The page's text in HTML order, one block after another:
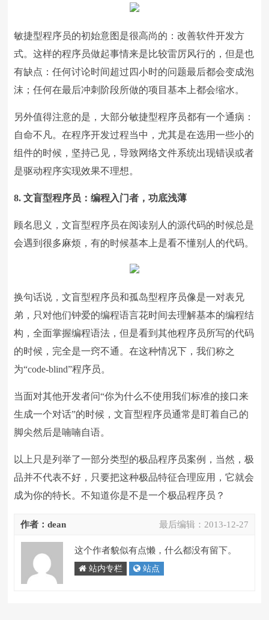
敏捷型程序员的初始意图是很高尚的：改善软件开发方
式。这样的程序员做起事情来是比较雷厉风行的，但是也
有缺点：任何讨论时间超过四小时的问题最后都会变成泡
沫；任何在最后冲刺阶段所做的项目基本上都会缩水。
另外值得注意的是，大部分敏捷型程序员都有一个通病：
自命不凡。在程序开发过程当中，尤其是在选用一些小的
组件的时候，坚持己见，导致网络文件系统出现错误或者
是驱动程序实现效果不理想。
8. 文盲型程序员：编程入门者，功底浅薄
顾名思义，文盲型程序员在阅读别人的源代码的时候总是
会遇到很多麻烦，有的时候基本上是看不懂别人的代码。
换句话说，文盲型程序员和孤岛型程序员像是一对表兄
弟，只对他们钟爱的编程语言花时间去理解基本的编程结
构，全面掌握编程语法，但是看到其他程序员所写的代码
的时候，完全是一窍不通。在这种情况下，我们称之
为“code-blind”程序员。
当面对其他开发者问“你为什么不使用我们标准的接口来
生成一个对话”的时候，文盲型程序员通常是盯着自己的
脚尖然后是喃喃自语。
以上只是列举了一部分类型的极品程序员案例，当然，极
品并不代表不好，只要把这种极品特征合理应用，它就会
成为你的特长。不知道你是不是一个极品程序员？
最后编辑： 2013-12-27
作者：dean
这个作者貌似有点懒，什么都没有留下。
站内专栏 站点